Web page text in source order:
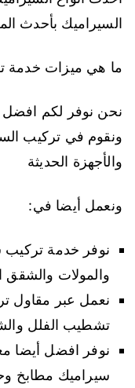
السيراميك بأحدث
ما هي ميزات خدمة
نحن نوفر لكم افضل
ونقوم في تركيب
والأجهزة الحديثة
ونعمل أيضا في:
نوفر خدمة تركيب
والمولات والشقق
نعمل عبر مقاول
تشطيب الفلل
نوفر افضل أيضا
سيراميك مطابخ